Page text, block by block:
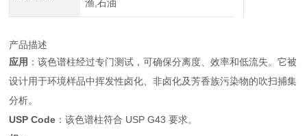
渔,石油
产品描述
应用 ：该色谱柱经过专门测试，可确保分离度、效率和低流失。它被
设计用于环境样品中挥发性卤化、非卤化及芳香族污染物的吹扫捕集
分析。
USP Code ：该色谱柱符合 USP G43 要求。